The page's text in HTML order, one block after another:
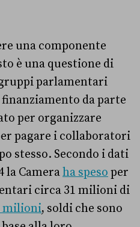
una componente
è una questione di
parlamentari
da parte
per organizzare
pagare i collaboratori
stesso. Secondo i dati
la Cameraha speso per
circa 31 milioni di
milioni, soldi che sono